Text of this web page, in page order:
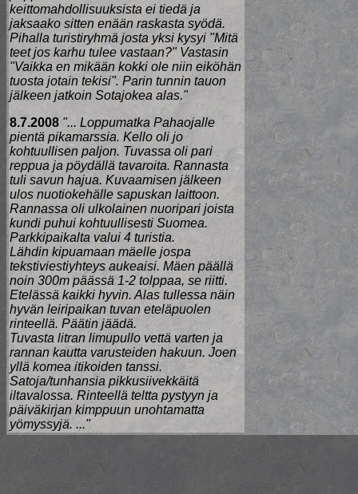
keittomahdollisuuksista ei tiedä ja
jaksaako sitten enään raskasta syödä.
Pihalla turistiryhmä josta yksi kysyi "Mitä
teet jos karhu tulee vastaan?" Vastasin
"Vaikka en mikään kokki ole niin eiköhän
tuosta jotain tekisi". Parin tunnin tauon
jälkeen jatkoin Sotajokea alas."
8.7.2008 "... Loppumatka Pahaojalle
pientä pikamarssia. Kello oli jo
kohtuullisen paljon. Tuvassa oli pari
reppua ja pöydällä tavaroita. Rannasta
tuli savun hajua. Kuvaamisen jälkeen
ulos nuotiokehälle sapuskan laittoon.
Rannassa oli ulkolainen nuoripari joista
kundi puhui kohtuullisesti Suomea.
Parkkipaikalta valui 4 turistia.
Lähdin kipuamaan mäelle jospa
tekstiviestiyhteys aukeaisi. Mäen päällä
noin 300m päässä 1-2 tolppaa, se riitti.
Etelässä kaikki hyvin. Alas tullessa näin
hyvän leiripaikan tuvan eteläpuolen
rinteellä. Päätin jäädä.
Tuvasta litran limupullo vettä varten ja
rannan kautta varusteiden hakuun. Joen
yllä komea itikoiden tanssi.
Satoja/tunhansia pikkusiivekkäitä
iltavalossa. Rinteellä teltta pystyyn ja
päiväkirjan kimppuun unohtamatta
yömyssyjä. ..."